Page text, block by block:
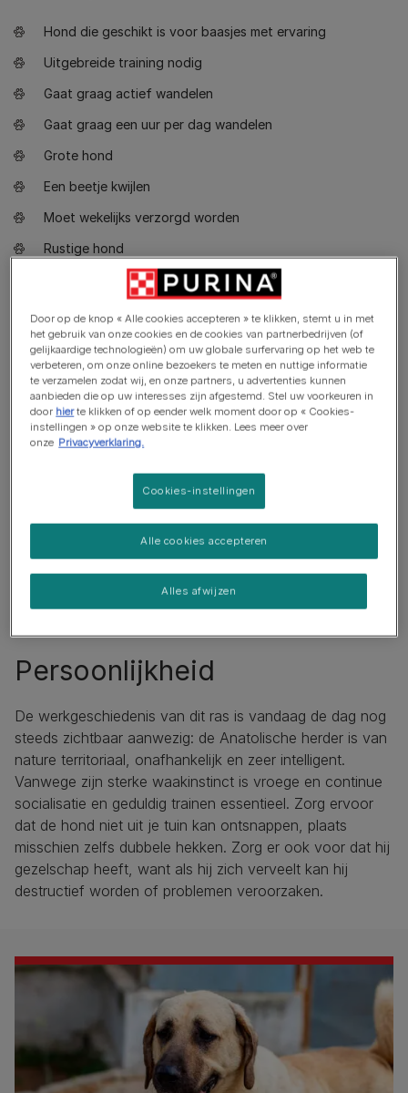
Hond die geschikt is voor baasjes met ervaring
Uitgebreide training nodig
Gaat graag actief wandelen
Gaat graag een uur per dag wandelen
Grote hond
Een beetje kwijlen
Moet wekelijks verzorgd worden
Rustige hond
Waakhond. Blaft, waarschuwt en bewaakt
Persoonlijkheid
De werkgeschiedenis van dit ras is vandaag de dag nog
steeds zichtbaar aanwezig: de Anatolische herder is van
nature territoriaal, onafhankelijk en zeer intelligent.
Vanwege zijn sterke waakinstinct is vroege en continue
socialisatie en geduldig trainen essentieel. Zorg ervoor
dat de hond niet uit je tuin kan ontsnappen, plaats
misschien zelfs dubbele hekken. Zorg er ook voor dat hij
gezelschap heeft, want als hij zich verveelt kan hij
destructief worden of problemen veroorzaken.
Door op de knop « Alle cookies accepteren » te klikken, stemt u in met
het gebruik van onze cookies en de cookies van partnerbedrijven (of
gelijkaardige technologieën) om uw globale surfervaring op het web te
verbeteren, om onze online bezoekers te meten en nuttige informatie
te verzamelen zodat wij, en onze partners, u advertenties kunnen
aanbieden die op uw interesses zijn afgestemd. Stel uw voorkeuren in
door hierte klikken of op eender welk moment door op « Cookies-
instellingen » op onze website te klikken. Lees meer over
onze Privacyverklaring.
Cookies-instellingen
Alles afwijzen
Alle cookies accepteren